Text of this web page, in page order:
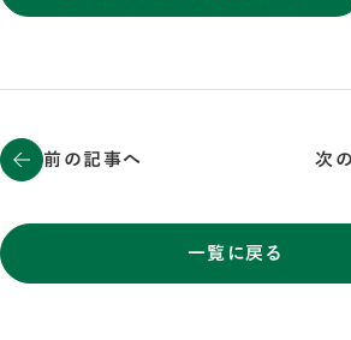
前の記事へ
一覧に戻る
次